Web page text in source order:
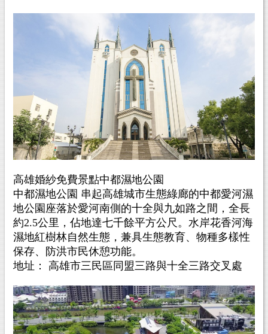
高雄婚紗免費景點中都濕地公園
中都濕地公園 串起高雄城市生態綠廊的中都愛河濕
地公園座落於愛河南側的十全與九如路之間，全長
約2.5公里，佔地達七千餘平方公尺。水岸花香河海
濕地紅樹林自然生態，兼具生態教育、物種多樣性
保存、防洪市民休憩功能。
地址： 高雄市三民區同盟三路與十全三路交叉處